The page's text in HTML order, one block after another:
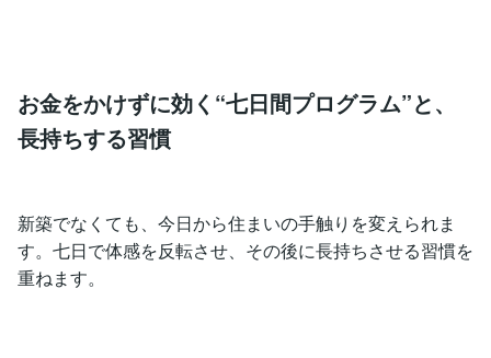
お金をかけずに効く“七日間プログラム”と、
長持ちする習慣
新築でなくても、今日から住まいの手触りを変えられま
す。七日で体感を反転させ、その後に長持ちさせる習慣を
重ねます。